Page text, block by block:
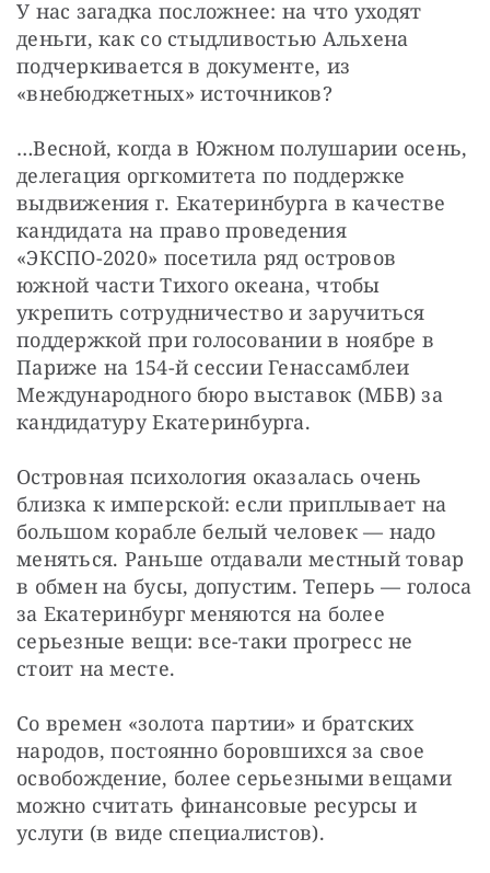
У нас загадка посложнее: на что уходят
деньги, как со стыдливостью Альхена
подчеркивается в документе, из
«внебюджетных» источников?
…Весной, когда в Южном полушарии осень,
делегация оргкомитета по поддержке
выдвижения г. Екатеринбурга в качестве
кандидата на право проведения
«ЭКСПО-2020» посетила ряд островов
южной части Тихого океана, чтобы
укрепить сотрудничество и заручиться
поддержкой при голосовании в ноябре в
Париже на 154-й сессии Генассамблеи
Международного бюро выставок (МБВ) за
кандидатуру Екатеринбурга.
Островная психология оказалась очень
близка к имперской: если приплывает на
большом корабле белый человек — надо
меняться. Раньше отдавали местный товар
в обмен на бусы, допустим. Теперь — голоса
за Екатеринбург меняются на более
серьезные вещи: все-таки прогресс не
стоит на месте.
Со времен «золота партии» и братских
народов, постоянно боровшихся за свое
освобождение, более серьезными вещами
можно считать финансовые ресурсы и
услуги (в виде специалистов).